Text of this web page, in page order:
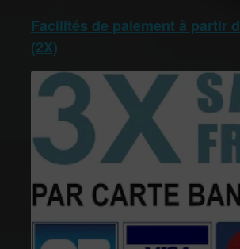
Facilités de paiement à partir
(2X)